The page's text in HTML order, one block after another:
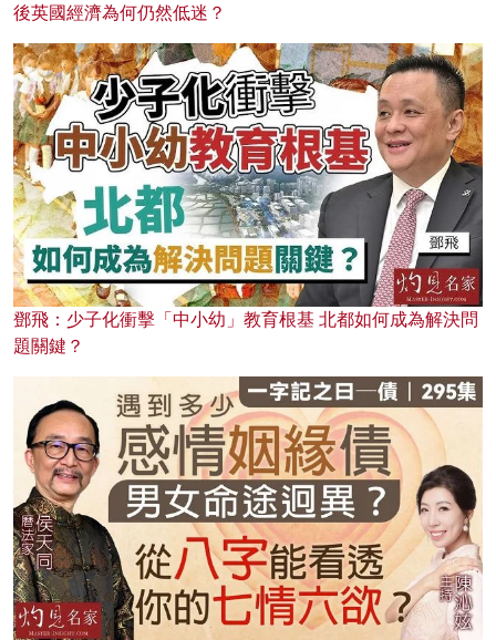
後英國經濟為何仍然低迷？
鄧飛：少子化衝擊「中小幼」教育根基 北都如何成為解決問
題關鍵？